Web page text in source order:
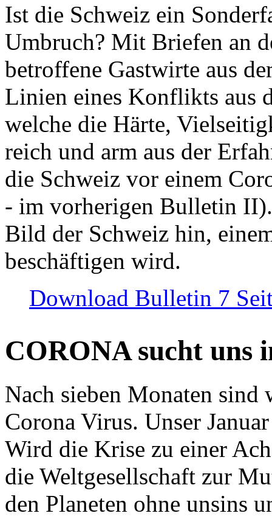
Ist die Schweiz ein
Umbruch? Mit Briefen an
betroffene Gastwirte aus
Linien eines Konflikts aus
welche die Härte,
reich und arm aus der
die Schweiz vor einem
- im vorherigen Bulletin
Bild der Schweiz hin,
beschäftigen wird.
Download Bulletin 7
CORONA sucht uns
Nach sieben Monaten
Corona Virus. Unser
Wird die Krise zu einer
die Weltgesellschaft zur
den Planeten ohne unsins